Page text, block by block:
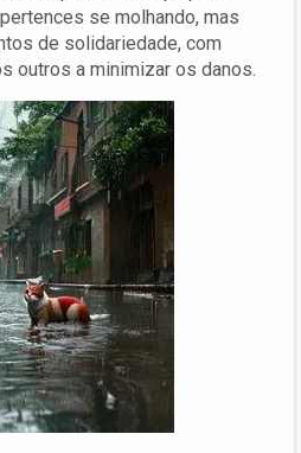
se molhando, mas
de solidariedade, com
outros a minimizar os danos.